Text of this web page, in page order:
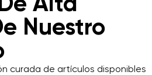
Nuestro
curada de artículos disponibles